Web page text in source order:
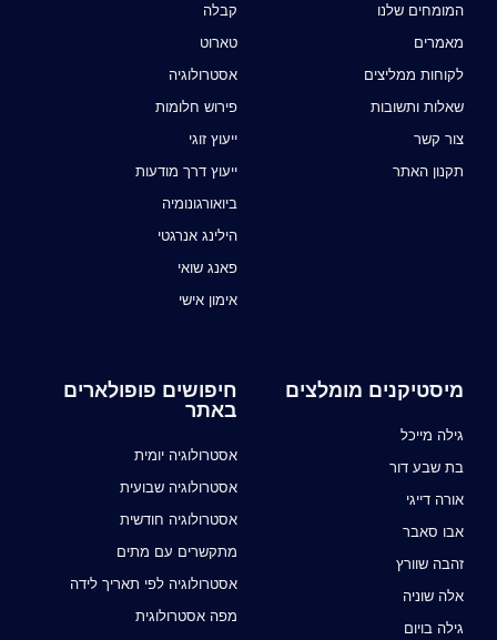
המומחים שלנו
מאמרים
לקוחות ממליצים
שאלות ותשובות
צור קשר
תקנון האתר
קבלה
טארוט
אסטרולוגיה
פירוש חלומות
ייעוץ זוגי
ייעוץ דרך מודעות
ביואורגונומיה
הילינג אנרגטי
פאנג שואי
אימון אישי
מיסטיקנים מומלצים
גילה מייכל
בת שבע דור
אורה דייגי
אבו סאבר
זהבה שוורץ
אלה שוניה
גילה בויום
חיפושים פופולארים
באתר
אסטרולוגיה יומית
אסטרולוגיה שבועית
אסטרולוגיה חודשית
מתקשרים עם מתים
אסטרולוגיה לפי תאריך לידה
מפה אסטרולוגית